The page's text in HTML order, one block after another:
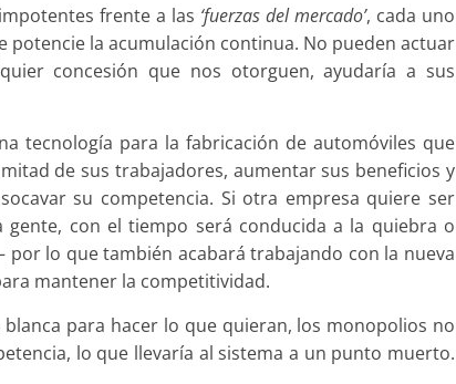
frente a las ‘fuerzas del mercado’, cada uno
potencie la acumulación continua. No pueden actuar
concesión que nos otorguen, ayudaría a sus
tecnología para la fabricación de automóviles que
de sus trabajadores, aumentar sus beneficios y
su competencia. Si otra empresa quiere ser
con el tiempo será conducida a la quiebra o
lo que también acabará trabajando con la nueva
mantener la competitividad.
para hacer lo que quieran, los monopolios no
lo que llevaría al sistema a un punto muerto.